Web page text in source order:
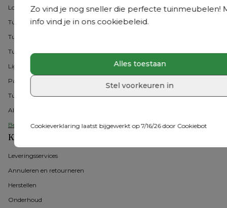
Zo vind je nog sneller die perfecte tuinmeubelen!
info vind je in ons cookiebeleid.
Alles toestaan
Stel voorkeuren in
Cookieverklaring laatst bijgewerkt op 7/16/26 door Cookiebot
Loungesets
Tuintafel met stoelen
Tuintafels
Tuinstoelen
Ligbedden
Parasols
Tuinmeubel accessoires
Alle acties
Bekijk alle tuinmeubelen
Klantenservice
Leveringsservices
Annuleren en retourneren
Herstellen
Onderhoud